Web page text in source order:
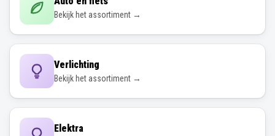
Bekijk het assortiment →
Verlichting
Bekijk het assortiment →
Elektra